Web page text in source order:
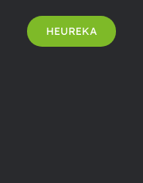
HEUREKA